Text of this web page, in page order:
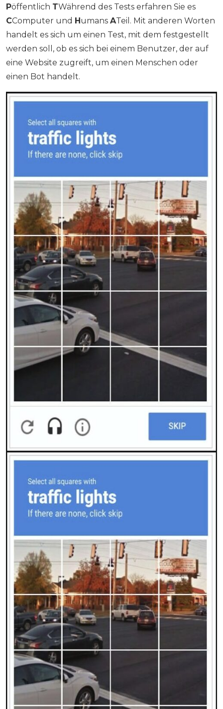
Pöffentlich TWährend des Tests erfahren Sie es
CComputer und H umans ATeil. Mit anderen Worten
handelt es sich um einen Test, mit dem festgestellt
werden soll, ob es sich bei einem Benutzer, der auf
eine Website zugreift, um einen Menschen oder
einen Bot handelt.